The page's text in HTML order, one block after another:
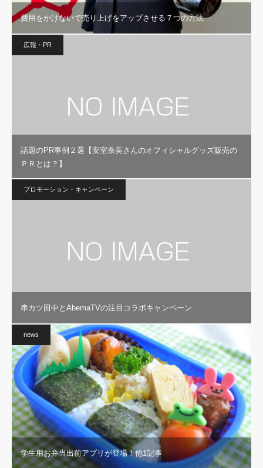
費用をかけないで売り上げをアップさせる７つの方法
広報・PR
話題のPR事例２選【安室奈美さんのオフィシャルグッズ販売の
ＰＲとは？】
プロモーション・キャンペーン
串カツ田中とAbemaTVの注目コラボキャンペーン
news
学生用お弁当出前アプリが登場！他1記事